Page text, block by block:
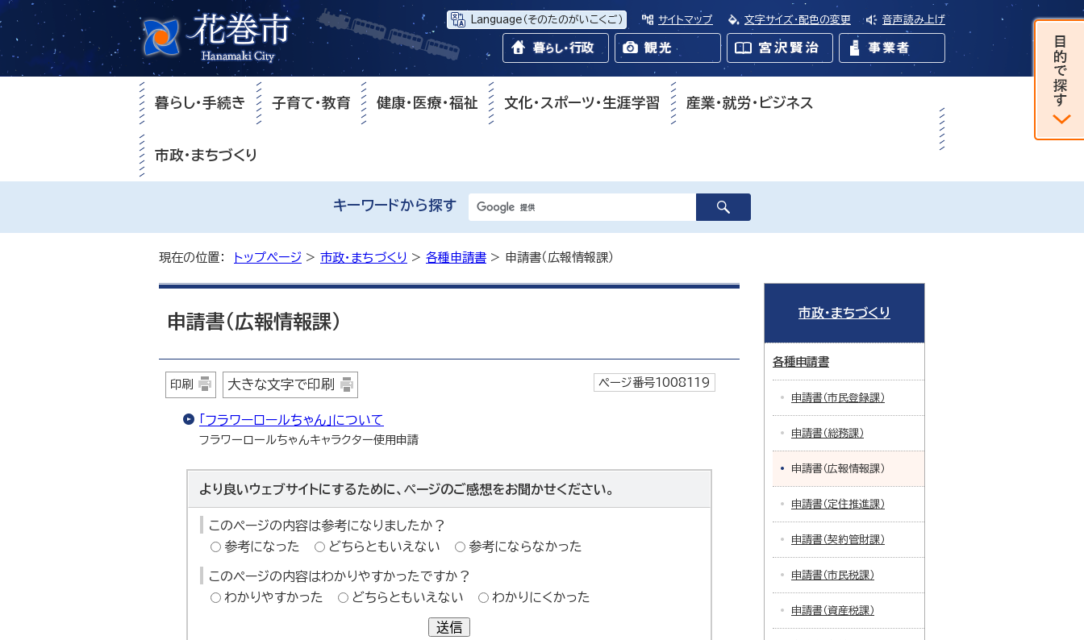
Language （そのたのがいこくご） サイトマップ 文字サイズ・配色の変更 音声読み上げ
暮らし・手続き 子育て・教育 健康・医療・福祉 文化・スポーツ・生涯学習 産業・就労・ビジネス
市政・まちづくり
キーワードから探す
現在の位置： トップページ > 市政・まちづくり > 各種申請書 > 申請書（広報情報課）
申請書（広報情報課）
印刷 大きな文字で印刷 ページ番号1008119
「フラワーロールちゃん」について
フラワーロールちゃんキャラクター使用申請
より良いウェブサイトにするために、ページのご感想をお聞かせください。
このページの内容は参考になりましたか？
参考になった
どちらともいえない 参考にならなかった
このページの内容はわかりやすかったですか？
わかりやすかった
どちらともいえない わかりにくかった
送信
市政・まちづくり
各種申請書
申請書（市民登録課）
申請書（総務課）
申請書（広報情報課）
申請書（定住推進課）
申請書（契約管財課）
申請書（市民税課）
申請書（資産税課）